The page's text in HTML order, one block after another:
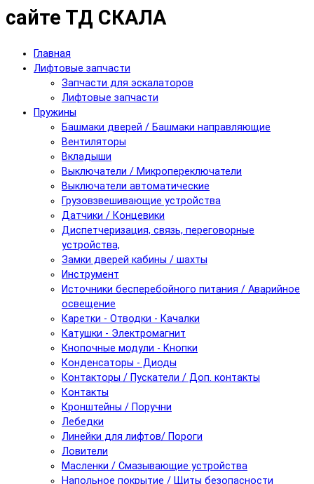
сайте ТД СКАЛА
Главная
Лифтовые запчасти
Запчасти для эскалаторов
Лифтовые запчасти
Пружины
Башмаки дверей / Башмаки направляющие
Вентиляторы
Вкладыши
Выключатели / Микропереключатели
Выключатели автоматические
Грузовзвешивающие устройства
Датчики / Концевики
Диспетчеризация, связь, переговорные
устройства,
Замки дверей кабины / шахты
Инструмент
Источники бесперебойного питания / Аварийное
освещение
Каретки - Отводки - Качалки
Катушки - Электромагнит
Кнопочные модули - Кнопки
Конденсаторы - Диоды
Контакторы / Пускатели / Доп. контакты
Контакты
Кронштейны / Поручни
Лебедки
Линейки для лифтов/ Пороги
Ловители
Масленки / Смазывающие устройства
Напольное покрытие / Щиты безопасности